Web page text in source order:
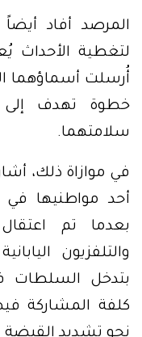
المرصد أفاد
لتغطية الأحداث
أُرسلت أسماؤهما
خطوة تهدف
سلامتهما.
في موازاة ذلك،
أحد مواطنيها في
بعدما تم
والتلفزيون
بتدخل السلطات
كلفة المشاركة